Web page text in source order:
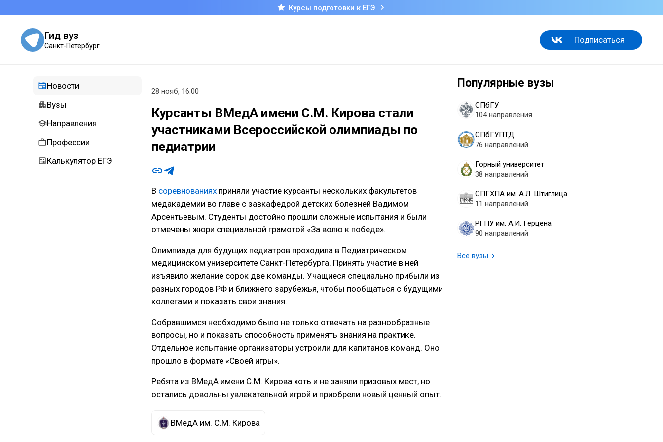
Курсы подготовки к ЕГЭ
Гид вуз
Санкт-Петербург
Подписаться
Новости
Вузы
Направления
Профессии
Калькулятор ЕГЭ
Популярные вузы
СПбГУ
104 направления
СПбГУПТД
76 направлений
Горный университет
38 направлений
СПГХПА им. А.Л. Штиглица
11 направлений
РГПУ им. А.И. Герцена
90 направлений
Все вузы
28 нояб, 16:00
Курсанты ВМедА имени С.М. Кирова стали
участниками Всероссийской олимпиады по
педиатрии
В соревнованиях приняли участие курсанты нескольких факультетов
медакадемии во главе с завкафедрой детских болезней Вадимом
Арсентьевым. Студенты достойно прошли сложные испытания и были
отмечены жюри специальной грамотой «За волю к победе».
Олимпиада для будущих педиатров проходила в Педиатрическом
медицинском университете Санкт-Петербурга. Принять участие в ней
изъявило желание сорок две команды. Учащиеся специально прибыли из
разных городов РФ и ближнего зарубежья, чтобы пообщаться с будущими
коллегами и показать свои знания.
Собравшимся необходимо было не только отвечать на разнообразные
вопросы, но и показать способность применять знания на практике.
Отдельное испытание организаторы устроили для капитанов команд. Оно
прошло в формате «Своей игры».
Ребята из ВМедА имени С.М. Кирова хоть и не заняли призовых мест, но
остались довольны увлекательной игрой и приобрели новый ценный опыт.
ВМедА им. С.М. Кирова